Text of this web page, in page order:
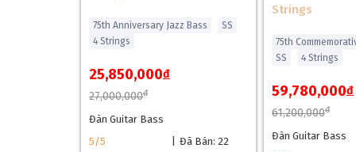
75th Anniversary Jazz Bass
SS
4 Strings
25,850,000đ
27,000,000đ
Đàn Guitar Bass
5/5
Đã Bán: 22
Strings
75th
SS
4 Strings
59,780,000đ
61,200,000đ
Đàn Guitar Bass